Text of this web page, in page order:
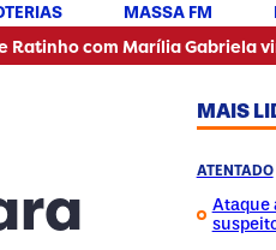
MASSA FM
Marília Gabriela viraliza: "Eu
MAIS
ATENTADO
Ataque